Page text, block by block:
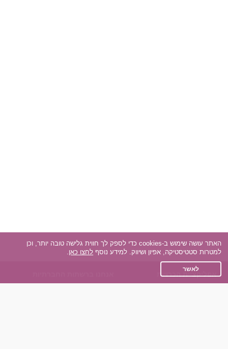
אפליקציית הכרויות
האתר עושה שימוש ב-cookies כדי לספק לך חווית גלישה טובה יותר, וכן
למטרות סטטיסטיקה, אפיון ושיווק. למידע נוסף לחצו כאן.
לאשר